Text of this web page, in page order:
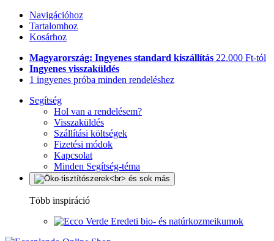
Navigációhoz
Tartalomhoz
Kosárhoz
Magyarország: Ingyenes standard kiszállítás 22.000 Ft-tól
Ingyenes visszaküldés
1 ingyenes próba minden rendeléshez
Segítség
Hol van a rendelésem?
Visszaküldés
Szállítási költségek
Fizetési módok
Kapcsolat
Minden Segítség-téma
Több inspiráció
Eredeti bio- és natúrkozmeikumok